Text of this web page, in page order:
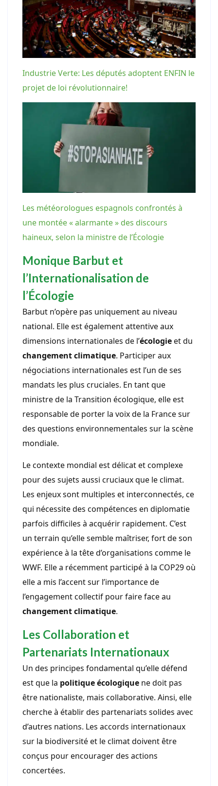
Industrie Verte: Les députés adoptent ENFIN le
projet de loi révolutionnaire!
Les météorologues espagnols confrontés à
une montée « alarmante » des discours
haineux, selon la ministre de l’Écologie
Monique Barbut et
l’Internationalisation de
l’Écologie
Barbut n’opère pas uniquement au niveau
national. Elle est également attentive aux
dimensions internationales de l’écologieet du
changement climatique. Participer aux
négociations internationales est l’un de ses
mandats les plus cruciales. En tant que
ministre de la Transition écologique, elle est
responsable de porter la voix de la France sur
des questions environnementales sur la scène
mondiale.
Le contexte mondial est délicat et complexe
pour des sujets aussi cruciaux que le climat.
Les enjeux sont multiples et interconnectés, ce
qui nécessite des compétences en diplomatie
parfois difficiles à acquérir rapidement. C’est
un terrain qu’elle semble maîtriser, fort de son
expérience à la tête d’organisations comme le
WWF. Elle a récemment participé à la COP29 où
elle a mis l’accent sur l’importance de
l’engagement collectif pour faire face au
changement climatique.
Les Collaboration et
Partenariats Internationaux
Un des principes fondamental qu’elle défend
est que la politique écologique ne doit pas
être nationaliste, mais collaborative. Ainsi, elle
cherche à établir des partenariats solides avec
d’autres nations. Les accords internationaux
sur la biodiversité et le climat doivent être
conçus pour encourager des actions
concertées.